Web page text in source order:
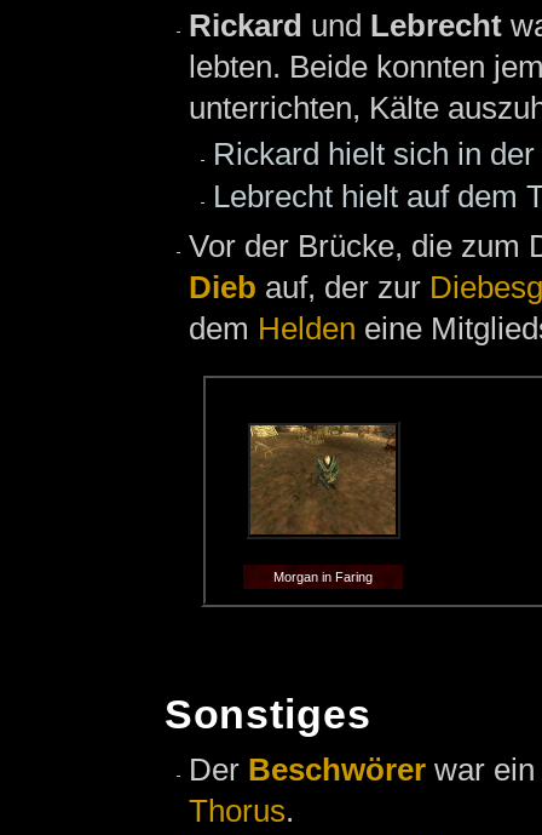
Rickard und Lebrecht
lebten. Beide konnten
unterrichten, Kälte
Rickard hielt sich in
Lebrecht hielt auf dem
Vor der Brücke, die zum
Dieb auf, der zur
dem Helden eine
Morgan in Faring
Sonstiges
Der Beschwörer war ein
Thorus.